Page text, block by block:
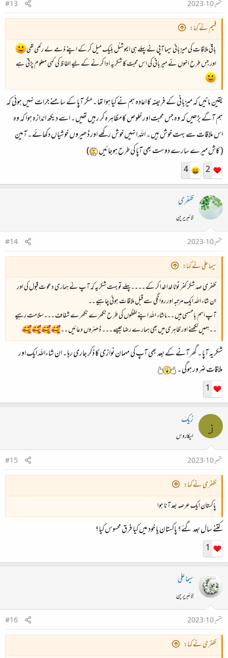
ستمبر 10، 2023 #13
فہیم نے کہا:
باقی ملاقات کی میزبانی سیما آپی نے پہلے ہی ایموشنل بلیک میل کر کے اپنے ذمے لے رکھی تھی
اور جس طرح انہوں نے میربانی کی اس محبت کا شکریہ ادا کرنے کے لیے الفاظ کی کمی معلوم پڑتی ہے
یقین مانیں کہ میزبانی کے فریضہ کا اعادہ ہم نے کیا ہوا تھا ۔ مگر آپا کے سامنے جرات نہیں ہوئی کہ
ہم آگے بڑھیں کہ وہ جس محبت اور خلوص کا مظاہرہ کر رہیں تھیں ۔ اسے دیکھ اندازہ ہوا کہ وہ
اس ملاقات سے بہت خوش ہیں ۔ اللہ انہیں خوش رکھے اور ڈھیروں خوشیاں دکھائے ۔ آمین
( کاش میرے سارے دوست بھی آپا کی طرح ہوجائیں
)
2
4
ظفری
لائبریرین
ستمبر 10، 2023
#14
سیما علی نے کہا:
ظفری صد شکر کفر ٹوٹا خدا خدا کر کے ۔۔۔۔پہلے تو بہت شکریہ کہ آپ نے ہماری دعوت قبول کی اور
ان شاء اللہ ایک مرتبہ اور روانگی سے قبل ملاقات ہونی چاہیے ۔۔
آپ اسم بامسمی ہیں ۔۔ماشاء اللہ اپنے لفظوں کی طر ح نکھرے نکھرے شفاف ۔۔۔سلامت رہیے
۔۔ہمیں لکھنے اور ظاہری میں بھی ہمارے رضا جیسے ۔۔۔ ڈھئروں دعائیں ۔۔🥰🥰🥰🥰
شکریہ آپا ۔ گھر آنے کے بعد بھی آپ کی مہمان نوازی کا ذکر جاری رہا ۔ ان شاءاللہ ایک اور
ملاقات ضرور ہوگی ۔
1
ز زیک
ایکاروس
ستمبر 10، 2023
#15
ظفری نے کہا:
پاکستان ایک عرصہ بعد آنا ہوا
کتنے سال بعد گئے؟ پاکستان یا خود میں کیا فرق محسوس کیا؟
1
سیما علی
لائبریرین
ستمبر 10، 2023
#16
ظفری نے کہا: